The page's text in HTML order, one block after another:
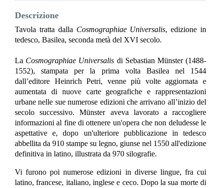
Descrizione
Tavola tratta dalla Cosmographiae Universalis, edizione in
tedesco, Basilea, seconda metà del XVI secolo.
La Cosmographiae Universalis di Sebastian Münster (1488-
1552), stampata per la prima volta Basilea nel 1544
dall’editore Heinrich Petri, venne più volte aggiornata e
aumentata di nuove carte geografiche e rappresentazioni
urbane nelle sue numerose edizioni che arrivano all’inizio del
secolo successivo. Münster aveva lavorato a raccogliere
informazioni al fine di ottenere un'opera che non deludesse le
aspettative e, dopo un'ulteriore pubblicazione in tedesco
abbellita da 910 stampe su legno, giunse nel 1550 all'edizione
definitiva in latino, illustrata da 970 silografie.
Vi furono poi numerose edizioni in diverse lingue, fra cui
latino, francese, italiano, inglese e ceco. Dopo la sua morte di